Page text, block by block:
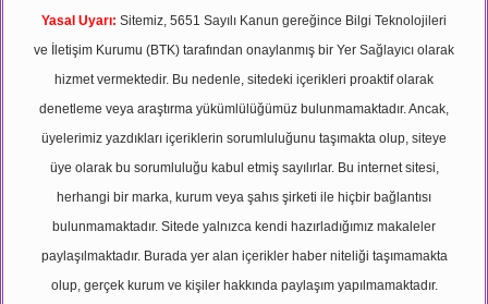
Yasal Uyarı: Sitemiz, 5651 Sayılı Kanun gereğince Bilgi Teknolojileri
ve İletişim Kurumu (BTK) tarafından onaylanmış bir Yer Sağlayıcı olarak
hizmet vermektedir. Bu nedenle, sitedeki içerikleri proaktif olarak
denetleme veya araştırma yükümlülüğümüz bulunmamaktadır. Ancak,
üyelerimiz yazdıkları içeriklerin sorumluluğunu taşımakta olup, siteye
üye olarak bu sorumluluğu kabul etmiş sayılırlar. Bu internet sitesi,
herhangi bir marka, kurum veya şahıs şirketi ile hiçbir bağlantısı
bulunmamaktadır. Sitede yalnızca kendi hazırladığımız makaleler
paylaşılmaktadır. Burada yer alan içerikler haber niteliği taşımamakta
olup, gerçek kurum ve kişiler hakkında paylaşım yapılmamaktadır.